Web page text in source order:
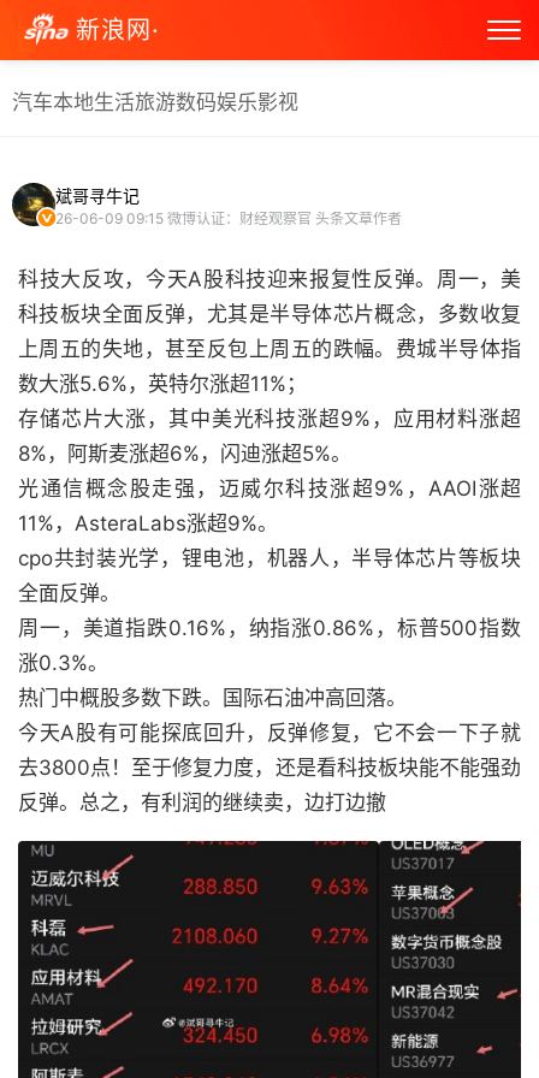
新浪网·
汽车本地生活旅游数码娱乐影视
斌哥寻牛记
26-06-09 09:15 微博认证：财经观察官 头条文章作者
科技大反攻，今天A股科技迎来报复性反弹。周一，美
科技板块全面反弹，尤其是半导体芯片概念，多数收复
上周五的失地，甚至反包上周五的跌幅。费城半导体指
数大涨5.6%，英特尔涨超11%；
存储芯片大涨，其中美光科技涨超9%，应用材料涨超
8%，阿斯麦涨超6%，闪迪涨超5%。
光通信概念股走强，迈威尔科技涨超9%，AAOI涨超
11%，AsteraLabs涨超9%。
cpo共封装光学，锂电池，机器人，半导体芯片等板块
全面反弹。
周一，美道指跌0.16%，纳指涨0.86%，标普500指数
涨0.3%。
热门中概股多数下跌。国际石油冲高回落。
今天A股有可能探底回升，反弹修复，它不会一下子就
去3800点！至于修复力度，还是看科技板块能不能强劲
反弹。总之，有利润的继续卖，边打边撤